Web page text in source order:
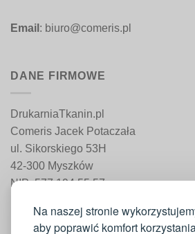
Na naszej stronie
aby poprawić komfort
Email : biuro@comeris.pl
DANE FIRMOWE
DrukarniaTkanin.pl
Comeris Jacek Potaczała
ul. Sikorskiego 53H
42-300 Myszków
NIP: 577 194 55 57